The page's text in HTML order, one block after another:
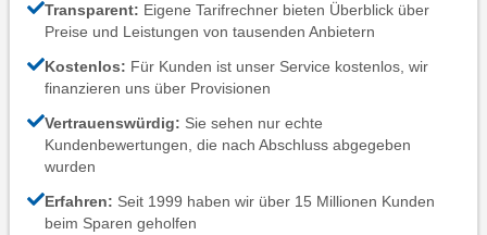
Transparent: Eigene Tarifrechner bieten Überblick über
Preise und Leistungen von tausenden Anbietern
Kostenlos: Für Kunden ist unser Service kostenlos, wir
finanzieren uns über Provisionen
Vertrauenswürdig: Sie sehen nur echte
Kundenbewertungen, die nach Abschluss abgegeben
wurden
Erfahren: Seit 1999 haben wir über 15 Millionen Kunden
beim Sparen geholfen